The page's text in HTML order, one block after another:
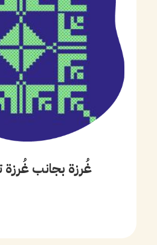
غُرزة بجانب غُرزة